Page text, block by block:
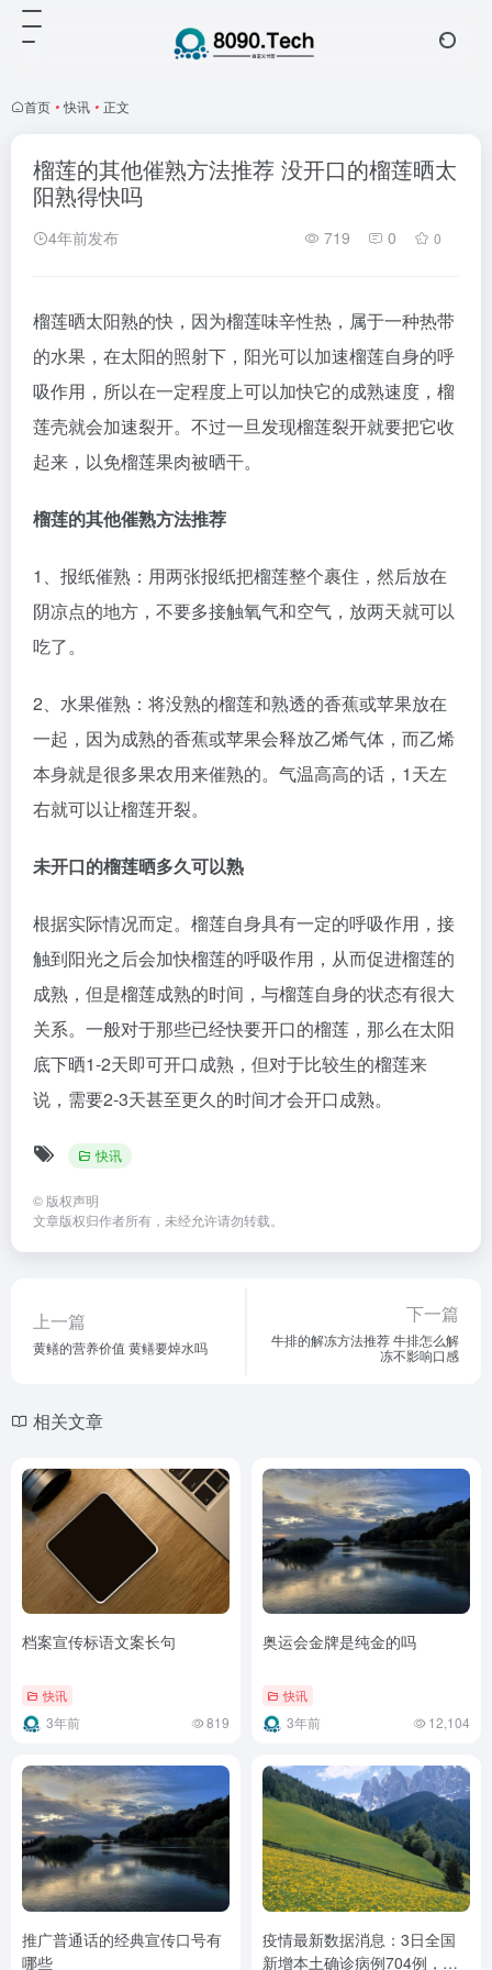
首页 • 快讯 • 正文
榴莲的其他催熟方法推荐 没开口的榴莲晒太
阳熟得快吗
4年前发布 719 0 0
榴莲晒太阳熟的快，因为榴莲味辛性热，属于一种热带
的水果，在太阳的照射下，阳光可以加速榴莲自身的呼
吸作用，所以在一定程度上可以加快它的成熟速度，榴
莲壳就会加速裂开。不过一旦发现榴莲裂开就要把它收
起来，以免榴莲果肉被晒干。
榴莲的其他催熟方法推荐
1、报纸催熟：用两张报纸把榴莲整个裹住，然后放在
阴凉点的地方，不要多接触氧气和空气，放两天就可以
吃了。
2、水果催熟：将没熟的榴莲和熟透的香蕉或苹果放在
一起，因为成熟的香蕉或苹果会释放乙烯气体，而乙烯
本身就是很多果农用来催熟的。气温高高的话，1天左
右就可以让榴莲开裂。
未开口的榴莲晒多久可以熟
根据实际情况而定。榴莲自身具有一定的呼吸作用，接
触到阳光之后会加快榴莲的呼吸作用，从而促进榴莲的
成熟，但是榴莲成熟的时间，与榴莲自身的状态有很大
关系。一般对于那些已经快要开口的榴莲，那么在太阳
底下晒1-2天即可开口成熟，但对于比较生的榴莲来
说，需要2-3天甚至更久的时间才会开口成熟。
快讯
© 版权声明
文章版权归作者所有，未经允许请勿转载。
上一篇
黄鳝的营养价值 黄鳝要焯水吗
下一篇
牛排的解冻方法推荐 牛排怎么解
冻不影响口感
相关文章
档案宣传标语文案长句
快讯
3年前 819
奥运会金牌是纯金的吗
快讯
3年前 12,104
推广普通话的经典宣传口号有
哪些
疫情最新数据消息：3日全国
新增本土确诊病例704例，本